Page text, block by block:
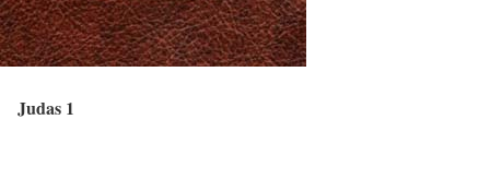
Judas 1